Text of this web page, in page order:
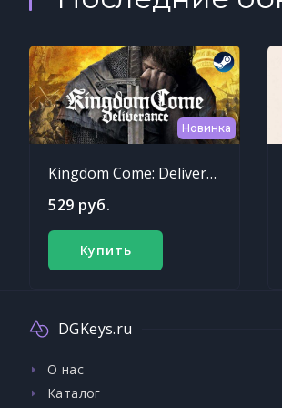
Новинка
Kingdom Come: Deliverance
529 руб.
Купить
DGKeys.ru
О нас
Каталог